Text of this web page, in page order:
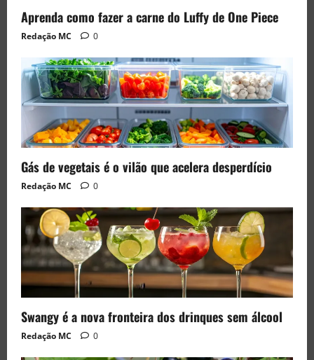
Aprenda como fazer a carne do Luffy de One Piece
Redação MC 0
Gás de vegetais é o vilão que acelera desperdício
Redação MC 0
Swangy é a nova fronteira dos drinques sem álcool
Redação MC 0